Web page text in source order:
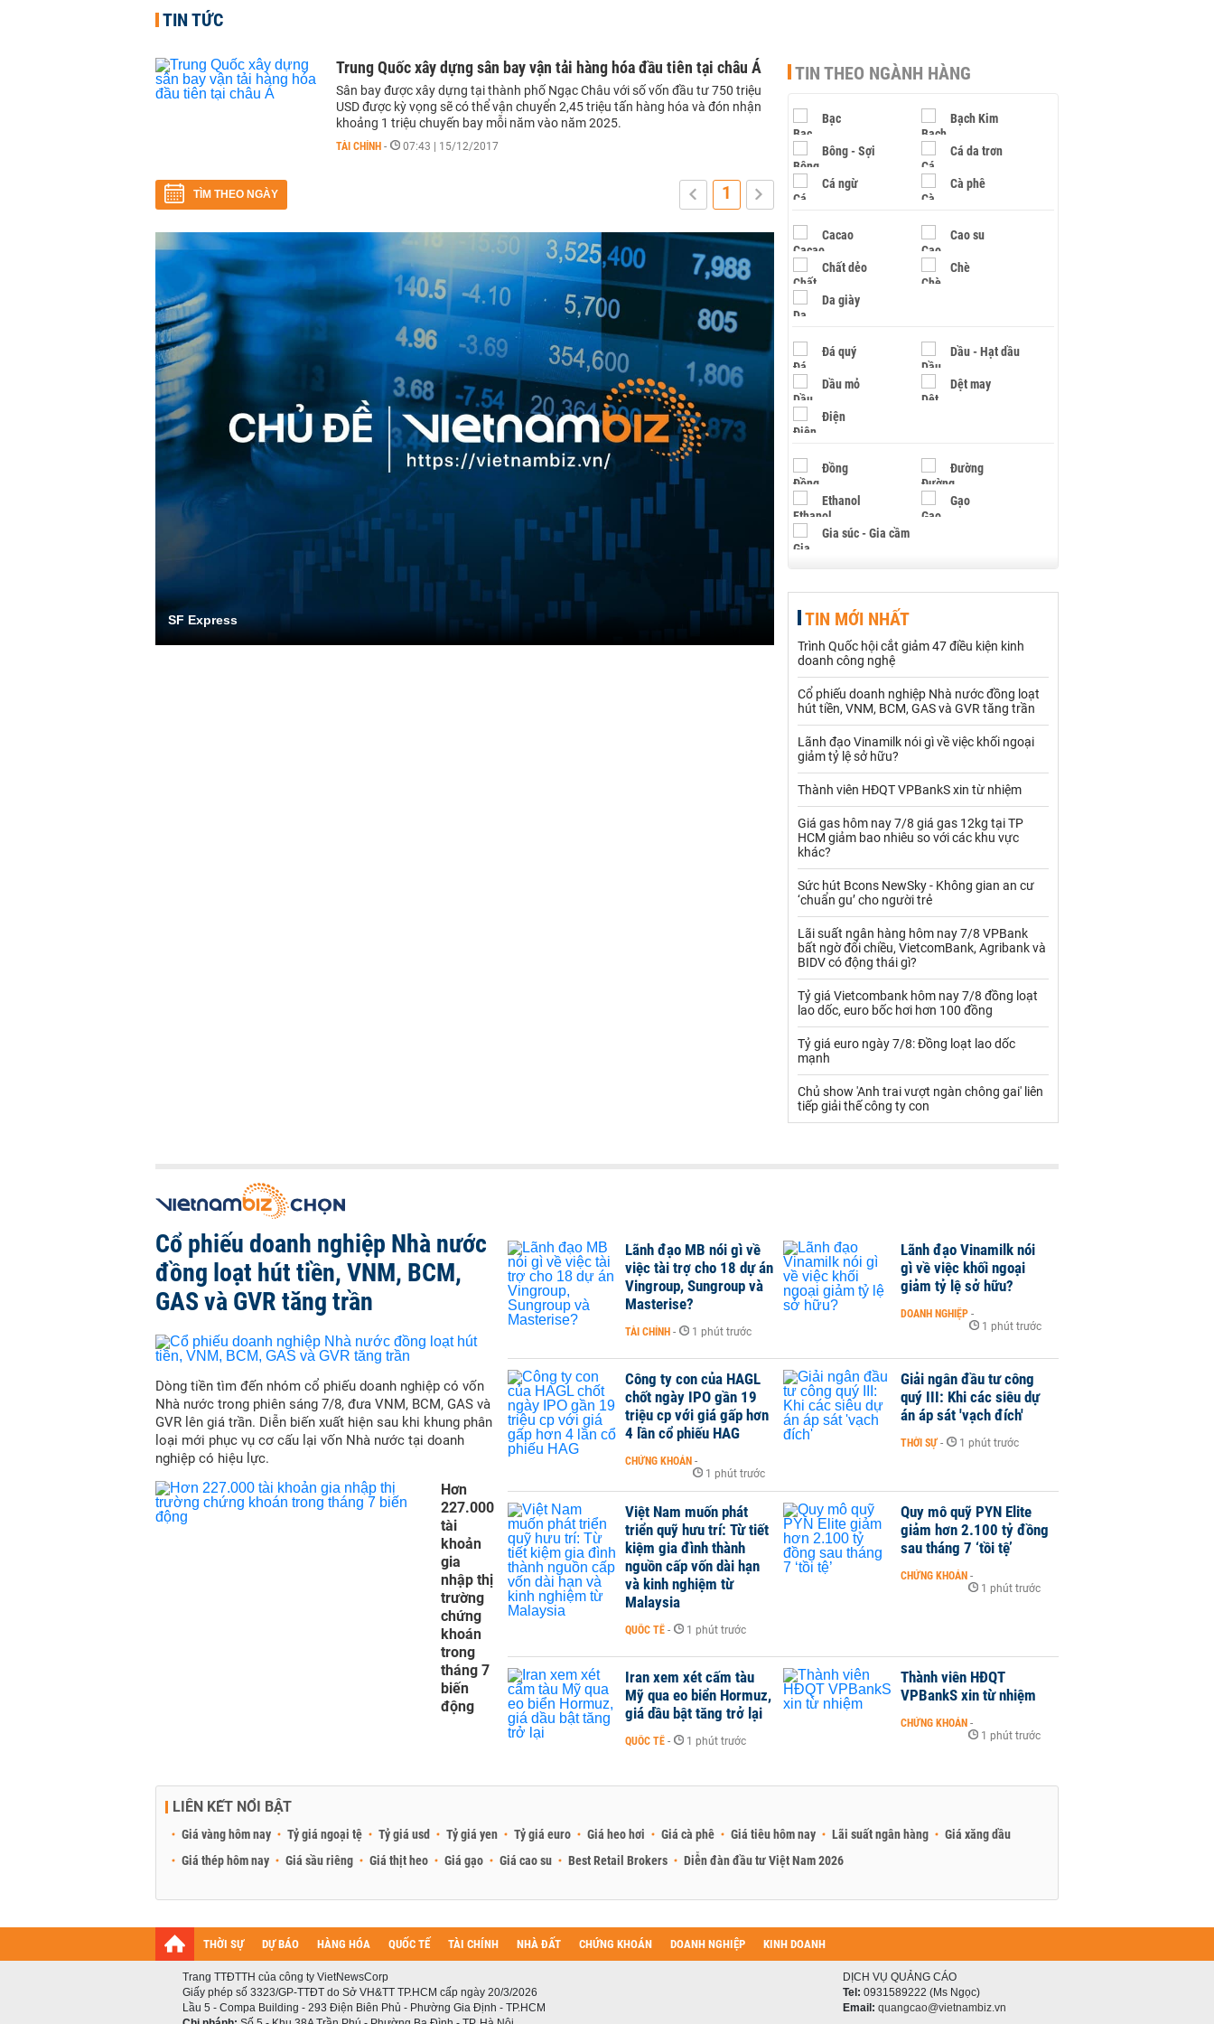
TIN TỨC
Trung Quốc xây dựng sân bay vận tải hàng hóa đầu tiên tại châu Á
Sân bay được xây dựng tại thành phố Ngạc Châu với số vốn đầu tư 750 triệu
USD được kỳ vọng sẽ có thể vận chuyển 2,45 triệu tấn hàng hóa và đón nhận
khoảng 1 triệu chuyến bay mỗi năm vào năm 2025.
TÀI CHÍNH - 07:43 | 15/12/2017
TÌM THEO NGÀY 1
SF Express
TIN THEO NGÀNH HÀNG
Bạc Bạch Kim
Bông - Sợi Cá da trơn
Cá ngừ Cà phê
Cacao Cao su
Chất dẻo Chè
Da giày
Đá quý Dầu - Hạt dầu
Dầu mỏ Dệt may
Điện
Đồng Đường
Ethanol Gạo
Gia súc - Gia cầm
Hạt điều
Khí đốt
Kim loại khác Mắc ca
Muối Ngũ cốc
Nhựa - Hạt nhựa
Palladium Phân bón
Rau - Củ -Quả
Sữa
Than Thức ăn chăn nuôi
Thủy hải sản khác
Vàng
VLXD khác Xăng dầu
Xi măng - Clynker
TIN MỚI NHẤT
Trình Quốc hội cắt giảm 47 điều kiện kinh
doanh công nghệ
Cổ phiếu doanh nghiệp Nhà nước đồng loạt
hút tiền, VNM, BCM, GAS và GVR tăng trần
Lãnh đạo Vinamilk nói gì về việc khối ngoại
giảm tỷ lệ sở hữu?
Thành viên HĐQT VPBankS xin từ nhiệm
Giá gas hôm nay 7/8 giá gas 12kg tại TP
HCM giảm bao nhiêu so với các khu vực
khác?
Sức hút Bcons NewSky - Không gian an cư
‘chuẩn gu’ cho người trẻ
Lãi suất ngân hàng hôm nay 7/8 VPBank
bất ngờ đổi chiều, VietcomBank, Agribank và
BIDV có động thái gì?
Tỷ giá Vietcombank hôm nay 7/8 đồng loạt
lao dốc, euro bốc hơi hơn 100 đồng
Tỷ giá euro ngày 7/8: Đồng loạt lao dốc
mạnh
Chủ show 'Anh trai vượt ngàn chông gai' liên
tiếp giải thế công ty con
Cổ phiếu doanh nghiệp Nhà nước
đồng loạt hút tiền, VNM, BCM,
GAS và GVR tăng trần
Dòng tiền tìm đến nhóm cổ phiếu doanh nghiệp có vốn
Nhà nước trong phiên sáng 7/8, đưa VNM, BCM, GAS và
GVR lên giá trần. Diễn biến xuất hiện sau khi khung phân
loại mới phục vụ cơ cấu lại vốn Nhà nước tại doanh
nghiệp có hiệu lực.
Hơn
227.000
tài
khoản
gia
nhập thị
trường
chứng
khoán
trong
tháng 7
biến
động
Lãnh đạo MB nói gì về
việc tài trợ cho 18 dự án
Vingroup, Sungroup và
Masterise?
TÀI CHÍNH - 1 phút trước
Lãnh đạo Vinamilk nói
gì về việc khối ngoại
giảm tỷ lệ sở hữu?
DOANH NGHIỆP -
1 phút trước
Công ty con của HAGL
chốt ngày IPO gần 19
triệu cp với giá gấp hơn
4 lần cổ phiếu HAG
CHỨNG KHOÁN -
1 phút trước
Giải ngân đầu tư công
quý III: Khi các siêu dự
án áp sát 'vạch đích'
THỜI SỰ - 1 phút trước
Việt Nam muốn phát
triển quỹ hưu trí: Từ tiết
kiệm gia đình thành
nguồn cấp vốn dài hạn
và kinh nghiệm từ
Malaysia
QUỐC TẾ - 1 phút trước
Quy mô quỹ PYN Elite
giảm hơn 2.100 tỷ đồng
sau tháng 7 ‘tồi tệ’
CHỨNG KHOÁN -
1 phút trước
Iran xem xét cấm tàu
Mỹ qua eo biển Hormuz,
giá dầu bật tăng trở lại
QUỐC TẾ - 1 phút trước
Thành viên HĐQT
VPBankS xin từ nhiệm
CHỨNG KHOÁN -
1 phút trước
LIÊN KẾT NỔI BẬT
Giá vàng hôm nay Tỷ giá ngoại tệ Tỷ giá usd Tỷ giá yen Tỷ giá euro Giá heo hơi Giá cà phê Giá tiêu hôm nay Lãi suất ngân hàng
Giá xăng dầu
Giá thép hôm nay
Giá sầu riêng Giá thịt heo Giá gạo Giá cao su Best Retail Brokers Diễn đàn đầu tư Việt Nam 2026
THỜI SỰ DỰ BÁO HÀNG HÓA QUỐC TẾ TÀI CHÍNH NHÀ ĐẤT CHỨNG KHOÁN DOANH NGHIỆP KINH DOANH
Trang TTĐTTH của công ty VietNewsCorp
Giấy phép số 3323/GP-TTĐT do Sở VH&TT TP.HCM cấp ngày 20/3/2026
Lầu 5 - Compa Building - 293 Điện Biên Phủ - Phường Gia Định - TP.HCM
DỊCH VỤ QUẢNG CÁO
Tel: 0931589222 (Ms Ngọc)
Email: quangcao@vietnambiz.vn